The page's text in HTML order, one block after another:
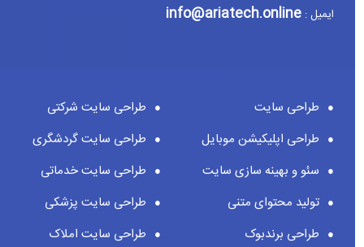
ایمیل :info@ariatech.online
طراحی سایت شرکتی
طراحی سایت گردشگری
طراحی سایت خدماتی
طراحی سایت پزشکی
طراحی سایت املاک
طراحی سایت
طراحی اپلیکیشن موبایل
سئو و بهینه سازی سایت
تولید محتوای متنی
طراحی برندبوک